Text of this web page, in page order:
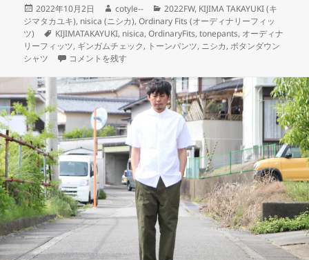
投
稿
日:
2022年10月2日
作
成
者
cotyle--
カ
テ
ゴ
リ
2022FW, KIJIMA TAKAYUKI (キ
ジマタカユキ), nisica (ニシカ),Ordinary Fits (オーディナリーフィッ
ツ)
タ
グ
KIJIMATAKAYUKI, nisica,OrdinaryFits,tonepants, オーディナ
リーフィッツ, ギンガムチェック, トーンパンツ, ニシカ,ボタンダウン
シャツ
【nisica】と言えば、なギンガム。 に
コメントを残す